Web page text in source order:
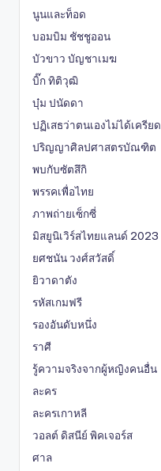
นูนและท็อด
บอมบิม ชัชชูออน
บัวขาว บัญชาเมฆ
บิ๊ก ทิติวุฒิ
บุ๋ม ปนัดดา
ปฏิเสธว่าตนเองไม่ได้เครียด
ปริญญาศิลปศาสตรบัณฑิต
พบกับซัตสึกิ
พรรคเพื่อไทย
ภาพถ่ายเซ็กซี่
มิสยูนิเวิร์สไทยแลนด์ 2023
ยศชนัน วงศ์สวัสดิ์
ยิวาดาตัง
รหัสเกมฟรี
รองอันดับหนึ่ง
ราศี
รู้ความจริงจากผู้หญิงคนอื่น
ละคร
ละครเกาหลี
วอลต์ ดิสนีย์ พิคเจอร์ส
ศาล